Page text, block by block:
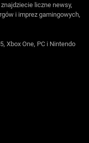
liczne newsy,
i imprez gamingowych,
Xbox One, PC i Nintendo